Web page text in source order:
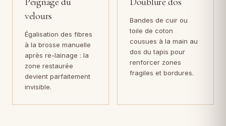
velours
Égalisation des fibres
à la brosse manuelle
après re-lainage : la
zone restaurée
devient parfaitement
invisible.
Bandes de cuir ou
toile de coton
cousues à la main au
dos du tapis pour
renforcer zones
fragiles et bordures.